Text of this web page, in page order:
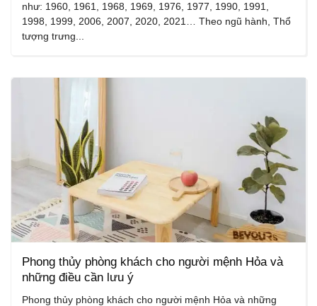
như: 1960, 1961, 1968, 1969, 1976, 1977, 1990, 1991,
1998, 1999, 2006, 2007, 2020, 2021… Theo ngũ hành, Thổ
tượng trưng...
Phong thủy phòng khách cho người mệnh Hỏa và
những điều cần lưu ý
Phong thủy phòng khách cho người mệnh Hỏa và những